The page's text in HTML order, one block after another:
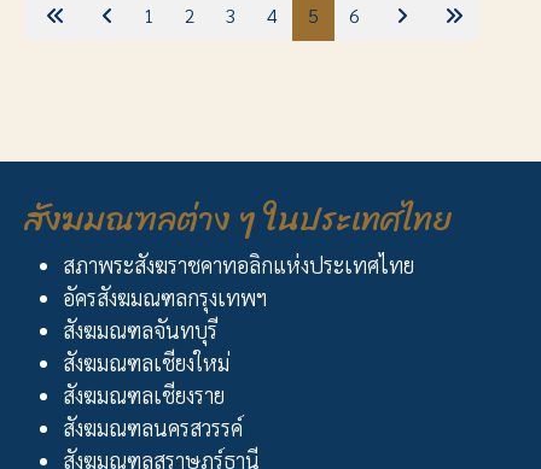
1 2 3 4 5 6
สังฆมณฑลต่าง ๆ ในประเทศไทย
สภาพระสังฆราชคาทอลิกแห่งประเทศไทย
อัครสังฆมณฑลกรุงเทพฯ
สังฆมณฑลจันทบุรี
สังฆมณฑลเชียงใหม่
สังฆมณฑลเชียงราย
สังฆมณฑลนครสวรรค์
สังฆมณฑลสุราษฎร์ธานี